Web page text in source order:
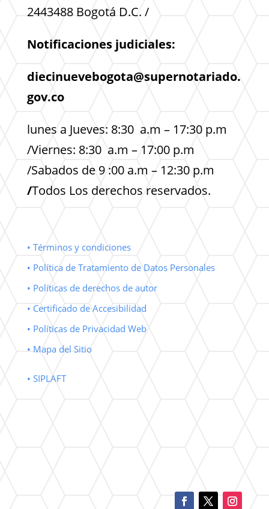
2443488 Bogotá D.C. /
Notificaciones judiciales:
diecinuevebogota@supernotariado.
gov.co
lunes a Jueves: 8:30 a.m – 17:30 p.m
/Viernes: 8:30 a.m – 17:00 p.m
/Sabados de 9 :00 a.m – 12:30 p.m
/Todos Los derechos reservados.
• Términos y condiciones
• Política de Tratamiento de Datos Personales
• Políticas de derechos de autor
• Certificado de Accesibilidad
• Políticas de Privacidad Web
• Mapa del Sitio
• SIPLAFT